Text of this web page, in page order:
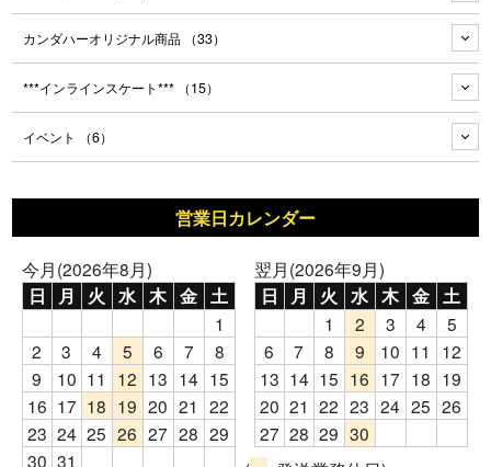
カンダハーオリジナル商品 （33）
***インラインスケート*** （15）
イベント （6）
営業日カレンダー
今月(2026年8月)
日 月 火 水 木 金 土
1
2
3 4 5 6 7
8
9
10 11 12 13 14 15
16 17 18 19 20 21 22
23 24 25 26 27 28 29
30 31
翌月(2026年9月)
日 月 火 水 木 金 土
1 2 3 4
5
6
7 8 9 10 11
12
13 14 15 16 17 18 19
20 21 22 23 24 25 26
27 28 29 30